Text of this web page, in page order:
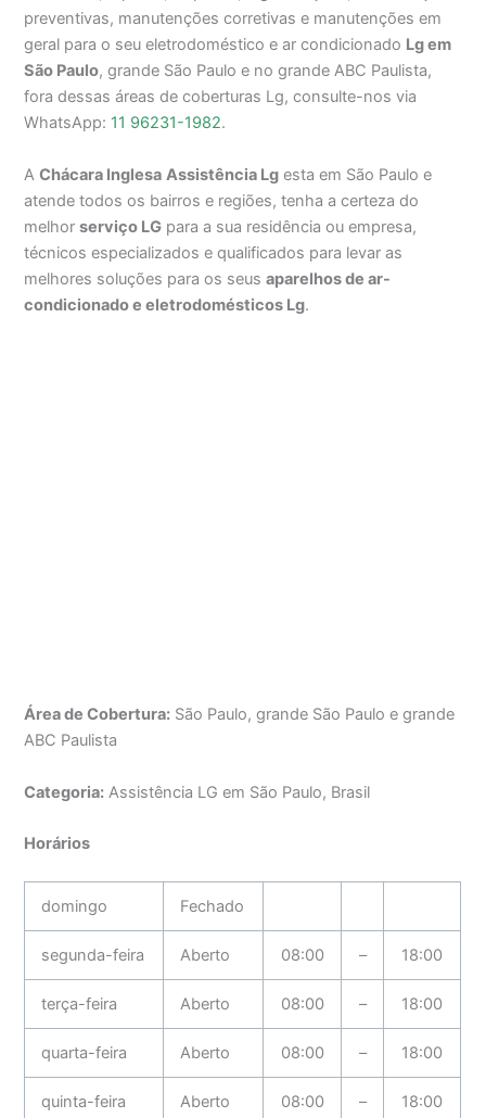
preventivas, manutenções corretivas e manutenções em
geral para o seu eletrodoméstico e ar condicionado Lg em
São Paulo, grande São Paulo e no grande ABC Paulista,
fora dessas áreas de coberturas Lg, consulte-nos via
WhatsApp: 11 96231-1982.
AChácara Inglesa Assistência Lg esta em São Paulo e
atende todos os bairros e regiões, tenha a certeza do
melhorserviço LG para a sua residência ou empresa,
técnicos especializados e qualificados para levar as
melhores soluções para os seusaparelhos de ar-
condicionado e eletrodomésticos Lg.
Área de Cobertura: São Paulo, grande São Paulo e grande
ABC Paulista
Categoria: Assistência LG em São Paulo, Brasil
Horários
domingo Fechado
segunda-feira Aberto 08:00 – 18:00
terça-feira Aberto 08:00 – 18:00
quarta-feira Aberto 08:00 – 18:00
quinta-feira Aberto 08:00 – 18:00